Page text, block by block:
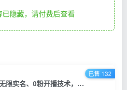
隐藏，请付费后查看
5月最新抖音无限注册、无限实名、0粉开播技术，认真看完现场就能开始操作，适合批量矩阵
已售 132